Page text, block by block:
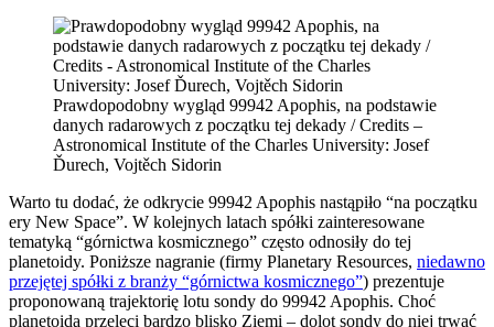
Prawdopodobny wygląd 99942 Apophis, na podstawie
danych radarowych z początku tej dekady / Credits –
Astronomical Institute of the Charles University: Josef
Ďurech, Vojtěch Sidorin
Warto tu dodać, że odkrycie 99942 Apophis nastąpiło “na początku
ery New Space”. W kolejnych latach spółki zainteresowane
tematyką “górnictwa kosmicznego” często odnosiły do tej
planetoidy. Poniższe nagranie (firmy Planetary Resources, niedawno
przejętej spółki z branży “górnictwa kosmicznego”) prezentuje
proponowaną trajektorię lotu sondy do 99942 Apophis. Choć
planetoida przeleci bardzo blisko Ziemi – dolot sondy do niej trwać